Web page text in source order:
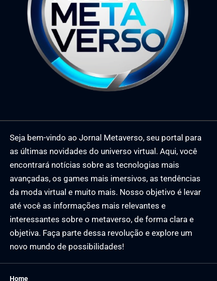
Seja bem-vindo ao Jornal Metaverso, seu portal para
as últimas novidades do universo virtual. Aqui, você
encontrará notícias sobre as tecnologias mais
avançadas, os games mais imersivos, as tendências
da moda virtual e muito mais. Nosso objetivo é levar
até você as informações mais relevantes e
interessantes sobre o metaverso, de forma clara e
objetiva. Faça parte dessa revolução e explore um
novo mundo de possibilidades!
Home